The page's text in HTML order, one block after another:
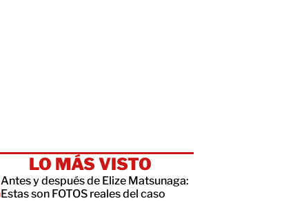
LO MÁS VISTO
Antes y después de Elize Matsunaga:
Estas son FOTOS reales del caso